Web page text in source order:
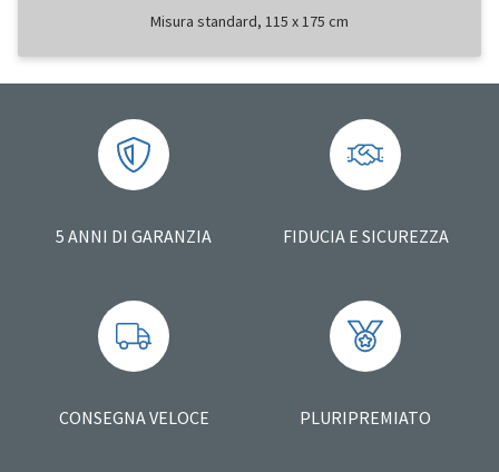
Misura standard, 115 x 175 cm
5 ANNI DI GARANZIA FIDUCIA E SICUREZZA
CONSEGNA VELOCE PLURIPREMIATO